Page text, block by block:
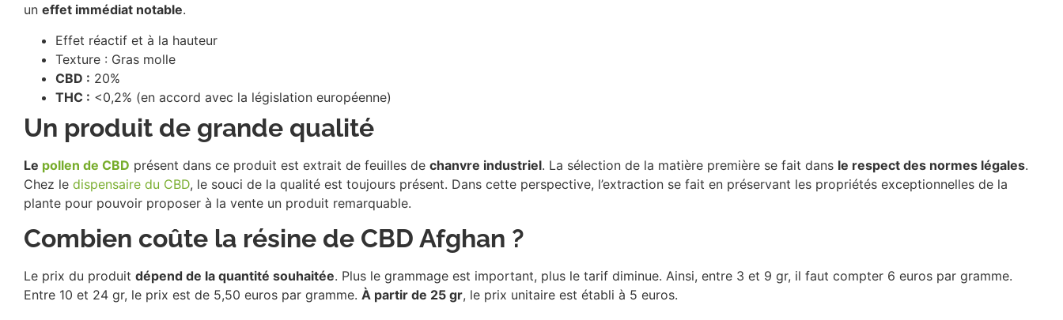
un effet immédiat notable.
Effet réactif et à la hauteur
Texture : Gras molle
CBD : 20%
THC : <0,2% (en accord avec la législation européenne)
Un produit de grande qualité
Le pollen de CBD présent dans ce produit est extrait de feuilles de chanvre industriel. La sélection de la matière première se fait dans le respect des normes légales.
Chez le dispensaire du CBD, le souci de la qualité est toujours présent. Dans cette perspective, l’extraction se fait en préservant les propriétés exceptionnelles de la
plante pour pouvoir proposer à la vente un produit remarquable.
Combien coûte la résine de CBD Afghan ?
Le prix du produit dépend de la quantité souhaitée. Plus le grammage est important, plus le tarif diminue. Ainsi, entre 3 et 9 gr, il faut compter 6 euros par gramme.
Entre 10 et 24 gr, le prix est de 5,50 euros par gramme. À partir de 25 gr, le prix unitaire est établi à 5 euros.